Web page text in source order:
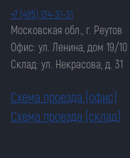
+7 (495) 134-31-31
Московская обл., г. Реутов
Офис: ул. Ленина, дом 19/10
Склад: ул. Некрасова, д. 31
Схема проезда (офис)
Схема проезда (склад)